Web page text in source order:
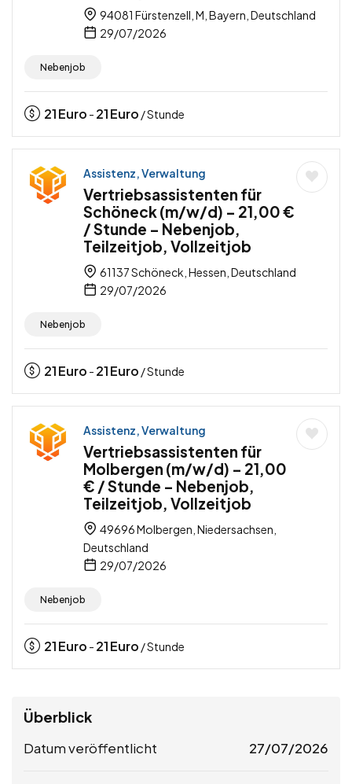
94081 Fürstenzell, M, Bayern, Deutschland
29/07/2026
Nebenjob
21Euro - 21Euro / Stunde
Assistenz, Verwaltung
Vertriebsassistenten für
Schöneck (m/w/d) – 21,00 €
/ Stunde – Nebenjob,
Teilzeitjob, Vollzeitjob
61137 Schöneck, Hessen, Deutschland
29/07/2026
Nebenjob
21Euro - 21Euro / Stunde
Assistenz, Verwaltung
Vertriebsassistenten für
Molbergen (m/w/d) – 21,00
€ / Stunde – Nebenjob,
Teilzeitjob, Vollzeitjob
49696 Molbergen, Niedersachsen,
Deutschland
29/07/2026
Nebenjob
21Euro - 21Euro / Stunde
Überblick
Datum veröffentlicht 27/07/2026